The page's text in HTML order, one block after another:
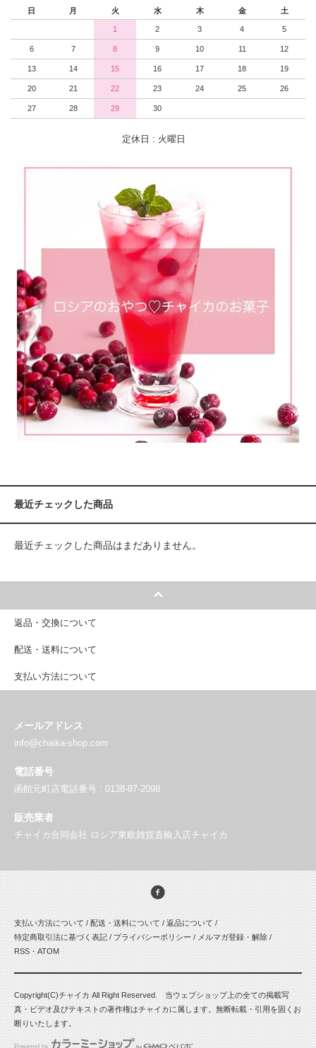
日 月 火 水 木 金 土
1 2 3 4 5
6 7 8 9 10 11 12
13 14 15 16 17 18 19
20 21 22 23 24 25 26
27 28 29 30
定休日 : 火曜日
最近チェックした商品
最近チェックした商品はまだありません。
返品・交換について
配送・送料について
支払い方法について
メールアドレス
info@chaika-shop.com
電話番号
函館元町店電話番号 : 0138-87-2098
販売業者
チャイカ合同会社 ロシア東欧雑貨直輸入店チャイカ
支払い方法について/ 配送・送料について/ 返品について/
特定商取引法に基づく表記/ プライバシーポリシー/ メルマガ登録・解除/
RSS・ATOM
Copyright(C)チャイカ All Right Reserved. 当ウェブショップ上の全ての掲載写
真・ビデオ及びテキストの著作権はチャイカに属します。無断転載・引用を固くお
断りいたします。